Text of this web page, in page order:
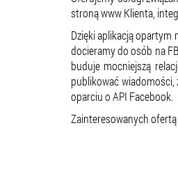
stroną www Klienta,
Dzięki aplikacją opartym
docieramy do osób na
buduje mocniejszą
publikować
oparciu o API Facebook.
Zainteresowanych